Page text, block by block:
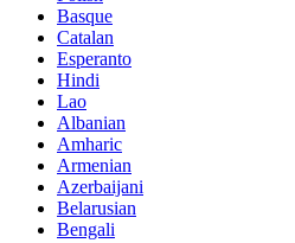
Basque
Catalan
Esperanto
Hindi
Lao
Albanian
Amharic
Armenian
Azerbaijani
Belarusian
Bengali